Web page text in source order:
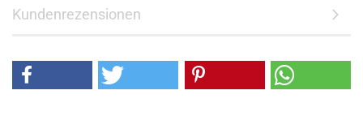
Kundenrezensionen